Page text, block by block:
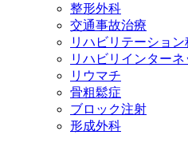
整形外科
交通事故治療
リハビリテーション
リハビリインター
リウマチ
骨粗鬆症
ブロック注射
形成外科